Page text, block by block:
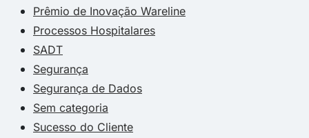
Prêmio de Inovação Wareline
Processos Hospitalares
SADT
Segurança
Segurança de Dados
Sem categoria
Sucesso do Cliente